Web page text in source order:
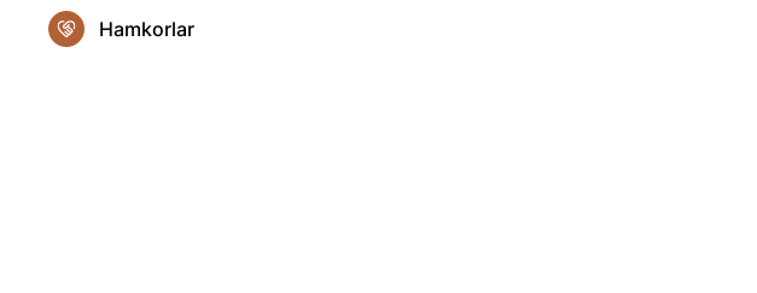
Hamkorlar